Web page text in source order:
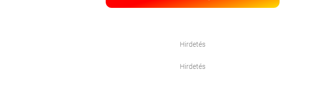
Hirdetés
Hirdetés